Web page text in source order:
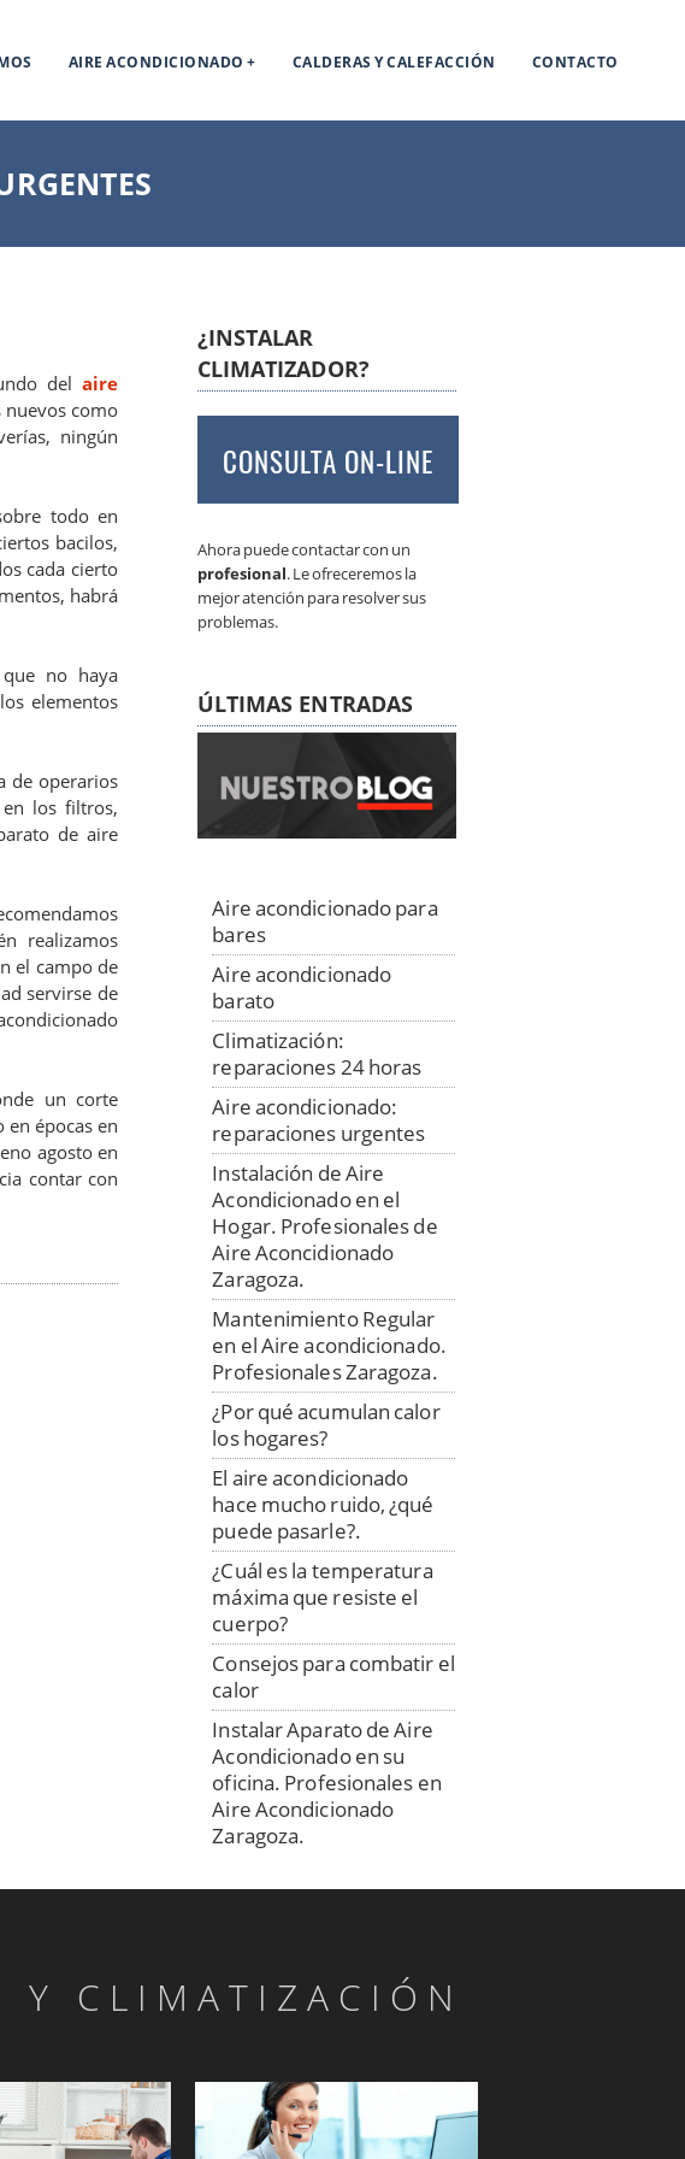
AIRE ACONDICIONADO CALDERAS Y CALEFACCIÓN CONTACTO
delaire
nuevos como
ningún
todo en
bacilos,
cada cierto
habrá
no haya
elementos
de operarios
en los filtros,
de aire
realizamos
el campo de
servirse de
un corte
épocas en
agosto en
contar con
¿INSTALAR
CLIMATIZADOR?
CONSULTA ON-LINE
Ahora puede contactar con un
profesional. Le ofreceremos la
mejor atención para resolver sus
problemas.
ÚLTIMAS ENTRADAS
Aire acondicionado para
bares
Aire acondicionado
barato
Climatización:
reparaciones 24 horas
Aire acondicionado:
reparaciones urgentes
Instalación de Aire
Acondicionado en el
Hogar. Profesionales de
Aire Aconcidionado
Zaragoza.
Mantenimiento Regular
en el Aire acondicionado.
Profesionales Zaragoza.
¿Por qué acumulan calor
los hogares?
El aire acondicionado
hace mucho ruido, ¿qué
puede pasarle?.
¿Cuál es la temperatura
máxima que resiste el
cuerpo?
Consejos para combatir el
calor
Instalar Aparato de Aire
Acondicionado en su
oficina. Profesionales en
Aire Acondicionado
Zaragoza.
Instalación y
Mantenimiento de Aire
La Ciudad de Zaragoza
Aire acondicionado
eficiente
Y CLIMATIZACIÓN